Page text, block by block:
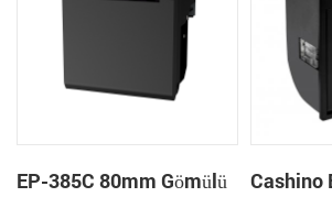
EP-385C 80mm Gömülü
Cashino